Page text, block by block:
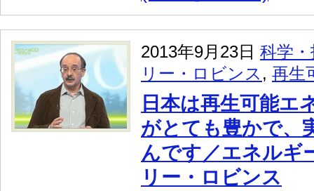
2013年9月23日 科学
リー・ロビンス , 再生
日本は再生可能エ
がとても豊かで、
んです／エネルギ
リー・ロビンス